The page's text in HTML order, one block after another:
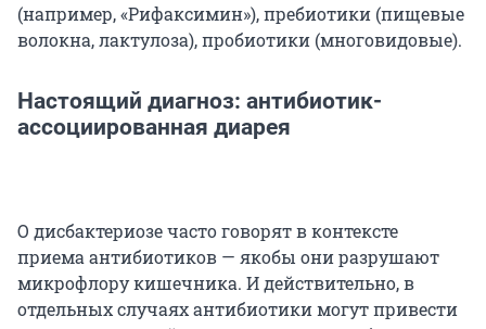
(например, «Рифаксимин»), пребиотики (пищевые
волокна, лактулоза), пробиотики (многовидовые).
Настоящий диагноз: антибиотик-
ассоциированная диарея
О дисбактериозе часто говорят в контексте
приема антибиотиков — якобы они разрушают
микрофлору кишечника. И действительно, в
отдельных случаях антибиотики могут привести